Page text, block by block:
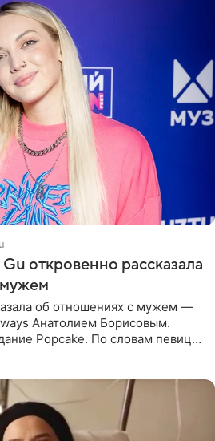
откровенно рассказала
об отношениях с мужем —
Анатолием Борисовым.
Popcake. По словам певицы,